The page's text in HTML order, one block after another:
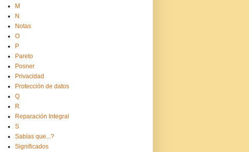
M
N
Notas
O
P
Pareto
Posner
Privacidad
Protección de datos
Q
R
Reparación Integral
S
Sabías que...?
Significados